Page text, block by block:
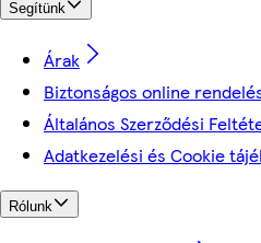
Segítünk
Árak
Biztonságos online
Általános Szerződési
Adatkezelési és Cookie
Rólunk